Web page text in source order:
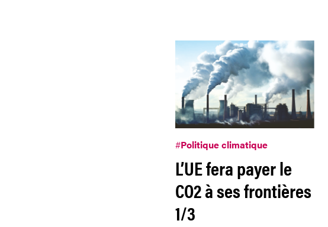
#Politique climatique
L’UE fera payer le
CO2 à ses frontières
1/3